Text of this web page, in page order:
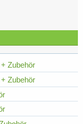
Zubehör
Zubehör